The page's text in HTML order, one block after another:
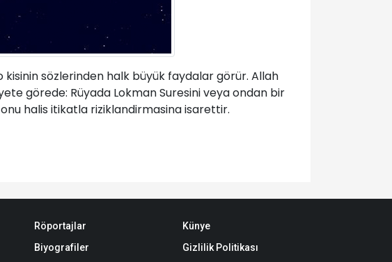
sözlerinden halk büyük faydalar görür. Allah
görede: Rüyada Lokman Suresini veya ondan bir
halis itikatla riziklandirmasina isarettir.
Röportajlar
Biyografiler
Künye
Gizlilik Politikası